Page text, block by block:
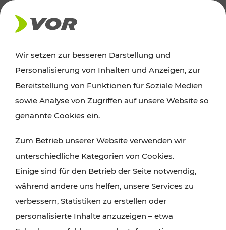
AKTUELLES
News
Alle wichtigen Meldungen zu Fahrplanänderungen,
finden Sie hier im Überblick.
Wir setzen zur besseren Darstellung und
Personalisierung von Inhalten und Anzeigen, zur
Bereitstellung von Funktionen für Soziale Medien
sowie Analyse von Zugriffen auf unsere Website so
genannte Cookies ein.
Zum Betrieb unserer Website verwenden wir
unterschiedliche Kategorien von Cookies.
Einige sind für den Betrieb der Seite notwendig,
während andere uns helfen, unsere Services zu
verbessern, Statistiken zu erstellen oder
personalisierte Inhalte anzuzeigen – etwa